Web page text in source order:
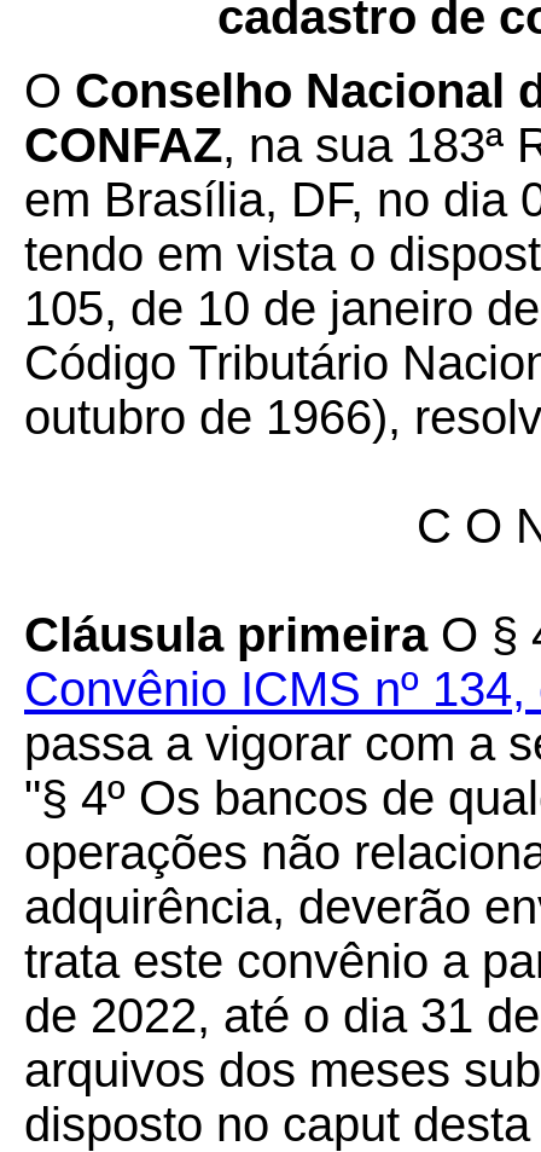
cadastro de
O Conselho Nacional
CONFAZ, na sua 183ª
em Brasília, DF, no dia
tendo em vista o
105, de 10 de janeiro
Código Tributário
outubro de 1966),
C O
Cláusula primeiraO §
Convênio ICMS nº
passa a vigorar com a
"§ 4º Os bancos de
operações não
adquirência, deverão
trata este convênio a
de 2022, até o dia 31
arquivos dos meses
disposto no caput